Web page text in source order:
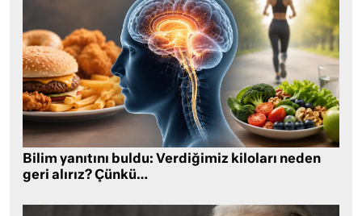
Bilim yanıtını buldu: Verdiğimiz kiloları neden
geri alırız? Çünkü…